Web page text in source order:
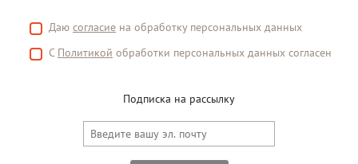
Даю согласие на обработку персональных данных
С Политикой обработки персональных данных согласен
Подписка на рассылку